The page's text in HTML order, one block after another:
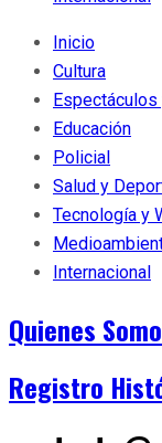
Inicio
Cultura
Educación
Policial
Salud y
Tecnología y
Internacional
Quienes
Registro